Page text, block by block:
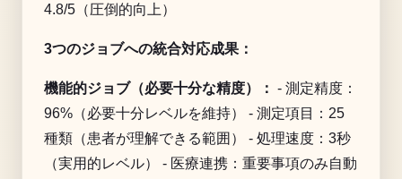
4.8/5（圧倒的向上）
3つのジョブへの統合対応成果：
機能的ジョブ（必要十分な精度）： - 測定精度：
96%（必要十分レベルを維持） - 測定項目：25
種類（患者が理解できる範囲） - 処理速度：3秒
（実用的レベル） - 医療連携：重要事項のみ自動